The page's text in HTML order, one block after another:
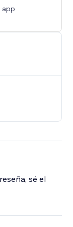
app
sé el